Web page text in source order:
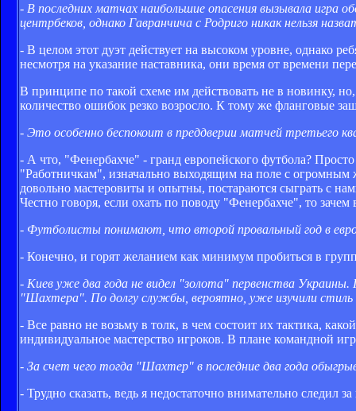
- В последних матчах наибольшие опасения вызывала игра
центрбеков, однако Гавранчича с Родриго никак нельзя
- В целом этот дуэт действует на высоком уровне, однако
несмотря на указание наставника, они время от времени
В принципе по такой схеме им действовать не в новинку,
количество ошибок резко возросло. К тому же фланговые
- Это особенно беспокоит в преддверии матчей третьего
- А что, "Фенербахче" - гранд европейского футбола?
"Работничкам", изначально выходящим на поле с огромным
довольно мастеровиты и опытны, постараются сыграть с
Честно говоря, если охать по поводу "Фенербахче", то
- Футболисты понимают, что второй провальный год в
- Конечно, и горят желанием как минимум пробиться в
- Киев уже два года не видел "золота" первенства
"Шахтера". По долгу службы, вероятно, уже изучили стиль
- Все равно не возьму в толк, в чем состоит их тактика,
индивидуальное мастерство игроков. В плане командной
- За счет чего тогда "Шахтер" в последние два года
- Трудно сказать, ведь я недостаточно внимательно